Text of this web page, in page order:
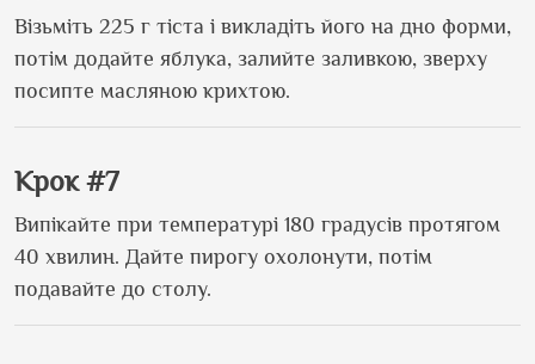
Візьміть 225 г тіста і викладіть його на дно форми,
потім додайте яблука, залийте заливкою, зверху
посипте масляною крихтою.
Крок #7
Випікайте при температурі 180 градусів протягом
40 хвилин. Дайте пирогу охолонути, потім
подавайте до столу.